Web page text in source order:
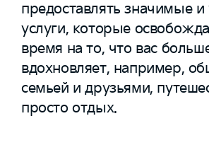
предоставлять значимые
услуги, которые
время на то, что вас
вдохновляет, например,
семьей и друзьями,
просто отдых.